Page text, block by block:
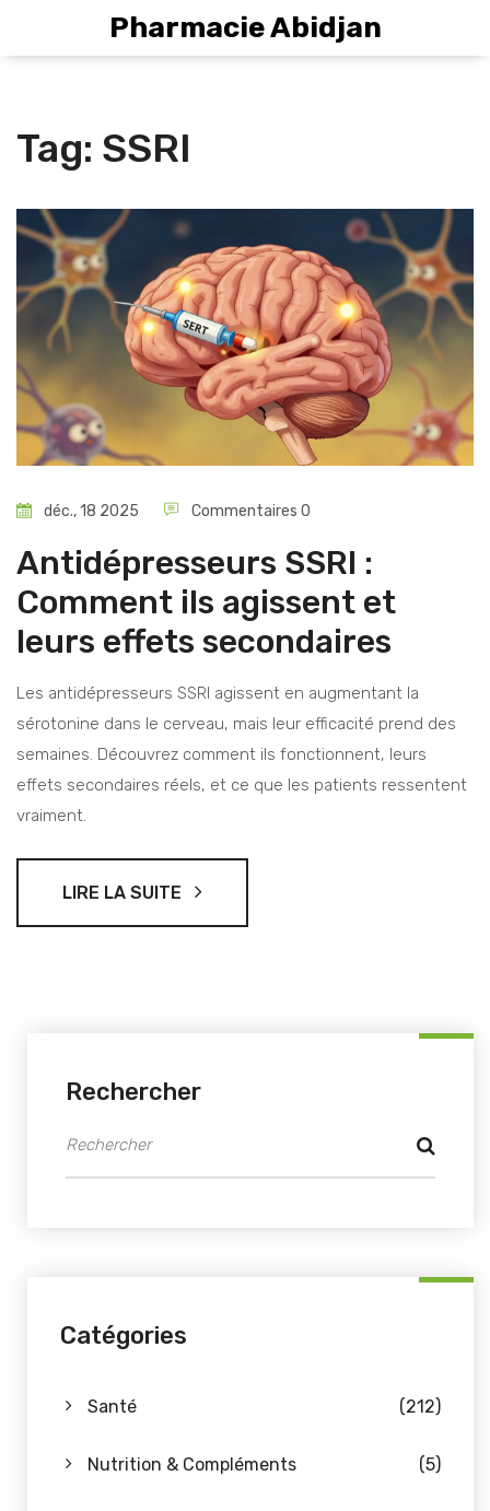
Pharmacie Abidjan
Tag: SSRI
déc., 18 2025 Commentaires 0
Antidépresseurs SSRI :
Comment ils agissent et
leurs effets secondaires
Les antidépresseurs SSRI agissent en augmentant la
sérotonine dans le cerveau, mais leur efficacité prend des
semaines. Découvrez comment ils fonctionnent, leurs
effets secondaires réels, et ce que les patients ressentent
vraiment.
LIRE LA SUITE
Rechercher
Catégories
Santé (212)
Nutrition & Compléments (5)